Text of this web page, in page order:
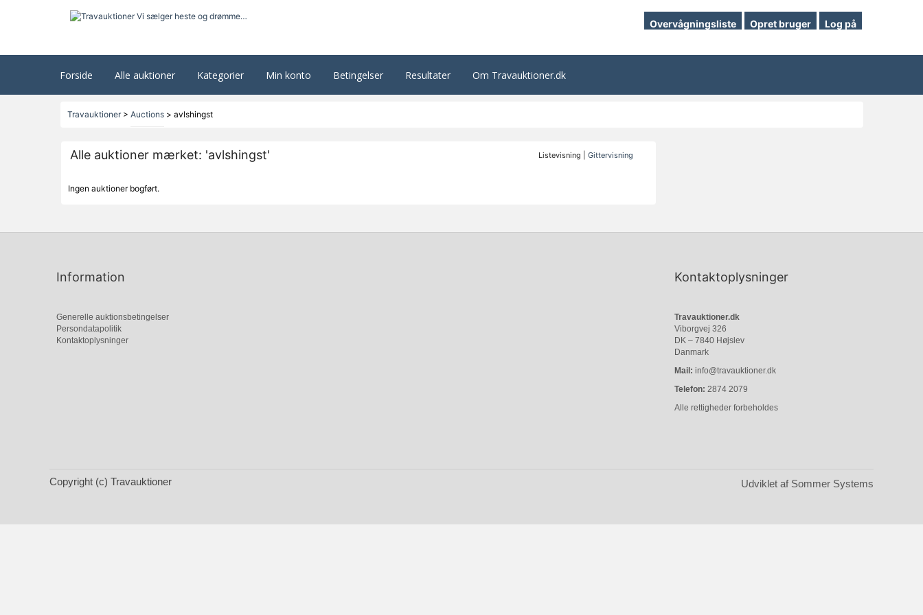
Overvågningsliste Opret bruger Log på
Forside Alle auktioner Kategorier Min konto Betingelser Resultater Om Travauktioner.dk
Travauktioner> Auctions> avlshingst
Alle auktioner mærket: 'avlshingst' Listevisning |Gittervisning
Ingen auktioner bogført.
Information
Generelle auktionsbetingelser
Persondatapolitik
Kontaktoplysninger
Kontaktoplysninger
Travauktioner.dk
Viborgvej 326
DK – 7840 Højslev
Danmark
Mail: info@travauktioner.dk
Telefon: 2874 2079
Alle rettigheder forbeholdes
Copyright (c) Travauktioner Udviklet af Sommer Systems